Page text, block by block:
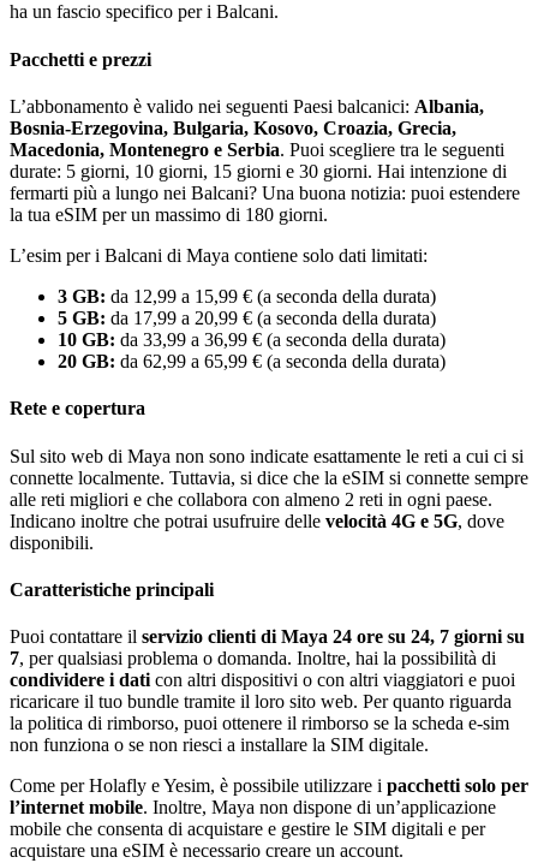
ha un fascio specifico per i Balcani.
Pacchetti e prezzi
L’abbonamento è valido nei seguenti Paesi balcanici: Albania,
Bosnia-Erzegovina, Bulgaria, Kosovo, Croazia, Grecia,
Macedonia, Montenegro e Serbia. Puoi scegliere tra le seguenti
durate: 5 giorni, 10 giorni, 15 giorni e 30 giorni. Hai intenzione di
fermarti più a lungo nei Balcani? Una buona notizia: puoi estendere
la tua eSIM per un massimo di 180 giorni.
L’esim per i Balcani di Maya contiene solo dati limitati:
3 GB: da 12,99 a 15,99 € (a seconda della durata)
5 GB: da 17,99 a 20,99 € (a seconda della durata)
10 GB: da 33,99 a 36,99 € (a seconda della durata)
20 GB: da 62,99 a 65,99 € (a seconda della durata)
Rete e copertura
Sul sito web di Maya non sono indicate esattamente le reti a cui ci si
connette localmente. Tuttavia, si dice che la eSIM si connette sempre
alle reti migliori e che collabora con almeno 2 reti in ogni paese.
Indicano inoltre che potrai usufruire delle velocità 4G e 5G, dove
disponibili.
Caratteristiche principali
Puoi contattare il servizio clienti di Maya 24 ore su 24, 7 giorni su
7, per qualsiasi problema o domanda. Inoltre, hai la possibilità di
condividere i dati con altri dispositivi o con altri viaggiatori e puoi
ricaricare il tuo bundle tramite il loro sito web. Per quanto riguarda
la politica di rimborso, puoi ottenere il rimborso se la scheda e-sim
non funziona o se non riesci a installare la SIM digitale.
Come per Holafly e Yesim, è possibile utilizzare i pacchetti solo per
l’internet mobile. Inoltre, Maya non dispone di un’applicazione
mobile che consenta di acquistare e gestire le SIM digitali e per
acquistare una eSIM è necessario creare un account.